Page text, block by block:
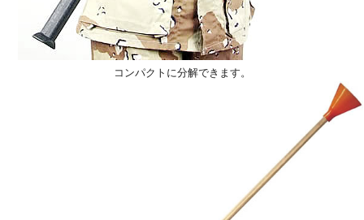
コンパクトに分解できます。